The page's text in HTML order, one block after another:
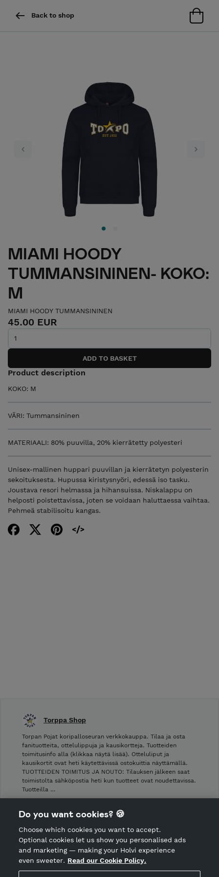
Back to shop
Previous Next
MIAMI HOODY
TUMMANSININEN- KOKO:
M
MIAMI HOODY TUMMANSININEN
45.00 EUR
Product description
KOKO: M
VÄRI: Tummansininen
MATERIAALI: 80% puuvilla, 20% kierrätetty polyesteri
Unisex-mallinen huppari puuvillan ja kierrätetyn polyesterin
sekoituksesta. Hupussa kiristysnyöri, edessä iso tasku.
Joustava resori helmassa ja hihansuissa. Niskalappu on
helposti poistettavissa, joten se voidaan haluttaessa vaihtaa.
Pehmeä stabilisoitu kangas.
Hosted by Holvi
Torppa Shop
Torpan Pojat koripalloseuran verkkokauppa. Tilaa ja osta
fanituotteita, ottelulippuja ja kausikortteja. Tuotteiden
toimitusinfo alla (klikkaa näytä lisää). Otteluliput ja
kausikortit ovat heti käytettävissä ostokuittia näyttämällä.
TUOTTEIDEN TOIMITUS JA NOUTO: Tilauksen jälkeen saat
toimistolta sähköpostia heti kun tuotteet ovat noudettavissa.
Tuotteilla …
Shop privacy policy
CANCEL ORDER
Do you want cookies? 🍪
Choose which cookies you want to accept.
Optional cookies let us show you personalised ads
and marketing — making your Holvi experience
even sweeter. Read our Cookie Policy.